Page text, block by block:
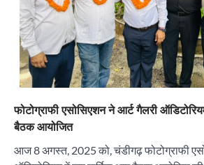
फोटोग्राफी एसोसिएशन ने आर्ट गैलरी
बैठक आयोजित
आज 8 अगस्त, 2025 को, चंडीगढ़ फोटोग्राफी